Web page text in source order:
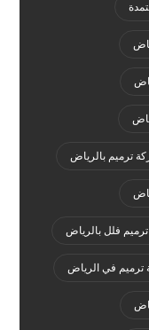
ترميم بالرياض
فلل بالرياض
ترميم في الرياض